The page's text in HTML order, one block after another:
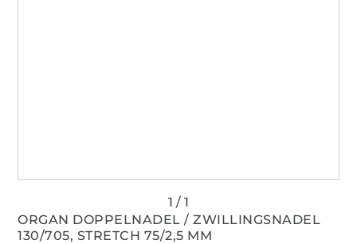
ORGAN DOPPELNADEL / ZWILLINGSNADEL
130/705, STRETCH 75/2,5 MM